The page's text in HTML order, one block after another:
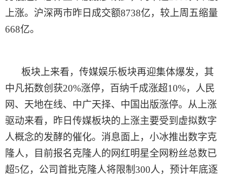
上涨。沪深两市昨日 成交额8738亿，较上周五缩量
668亿。
板块上来看，传媒娱乐板块再迎集体爆发，其
中凡拓数创获20%涨停，百纳千成涨超10%，人民
网、天地在线、中广天择、中国出版涨停。从上涨
驱动来看， 昨日传媒板块的上涨主要受到虚拟数字
人概念的发酵的催化。消息面上，小冰推出数字克
隆人，目前报名克隆人的网红明星全网粉丝总数已
超5亿，公司首批克隆人将限制300人，预计年底逐